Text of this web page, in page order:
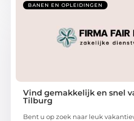
BANEN EN OPLEIDINGEN
Vind gemakkelijk en snel
Tilburg
Bent u op zoek naar leuk